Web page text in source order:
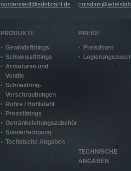
norderstedt@edelstahl.de
PRODUKTE
Gewindefittings
Schweissfittings
Armaturen und
Ventile
Schneidring-
Verschraubungen
Rohre / Hohlstahl
Pressfittings
Getränkeleitungszubehör
Sonderfertigung
Technische Angaben
PREISE
Preislisten
TECHNISCHE
ANGABEN